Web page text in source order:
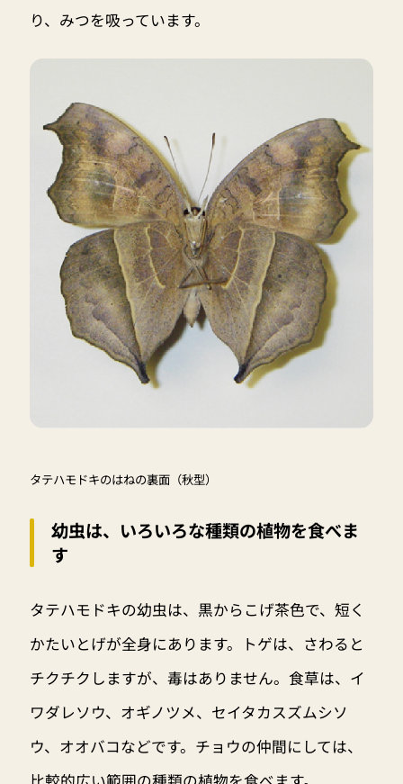
り、みつを吸っています。
タテハモドキのはねの裏面（秋型）
幼虫は、いろいろな種類の植物を食べま
す
タテハモドキの幼虫は、黒からこげ茶色で、短く
かたいとげが全身にあります。トゲは、さわると
チクチクしますが、毒はありません。食草は、イ
ワダレソウ、オギノツメ、セイタカスズムシソ
ウ、オオバコなどです。チョウの仲間にしては、